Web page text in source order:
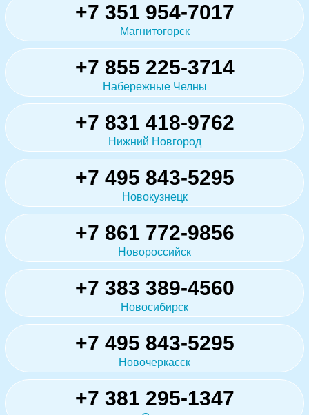
+7 351 954-7017
Магнитогорск
+7 855 225-3714
Набережные Челны
+7 831 418-9762
Нижний Новгород
+7 495 843-5295
Новокузнецк
+7 861 772-9856
Новороссийск
+7 383 389-4560
Новосибирск
+7 495 843-5295
Новочеркасск
+7 381 295-1347